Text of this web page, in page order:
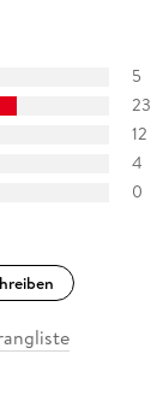
5
23
12
4
0